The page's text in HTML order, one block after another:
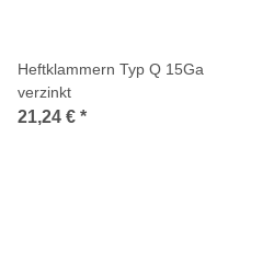
Heftklammern Typ Q 15Ga
verzinkt
21,24 € *